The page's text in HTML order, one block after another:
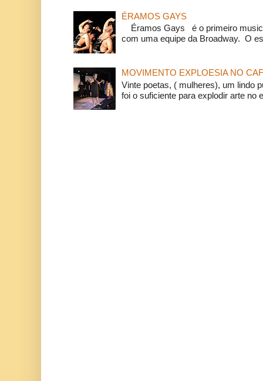
ÉRAMOS GAYS
Éramos Gays é o primeiro
com uma equipe da Broadway. O
MOVIMENTO EXPLOESIA NO
Vinte poetas, ( mulheres), um lindo
foi o suficiente para explodir arte no